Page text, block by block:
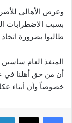
وعرض الأهالي
بسبب الاضطرابات
طالبوا بضرورة
المنفذ العام
أن من حق أهلنا في
خصوصاً وأن أبناء
فيسبوك